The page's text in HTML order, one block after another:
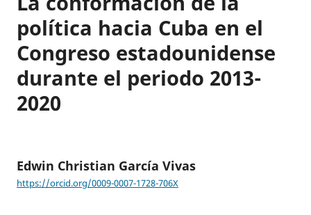
política hacia Cuba en el
Congreso estadounidense
durante el periodo 2013-
2020
Edwin Christian García Vivas
https://orcid.org/0009-0007-1728-706X